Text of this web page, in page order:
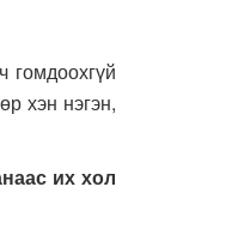
хэн нэгэн,
их хол